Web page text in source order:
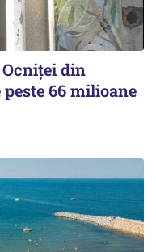
din
66 milioane